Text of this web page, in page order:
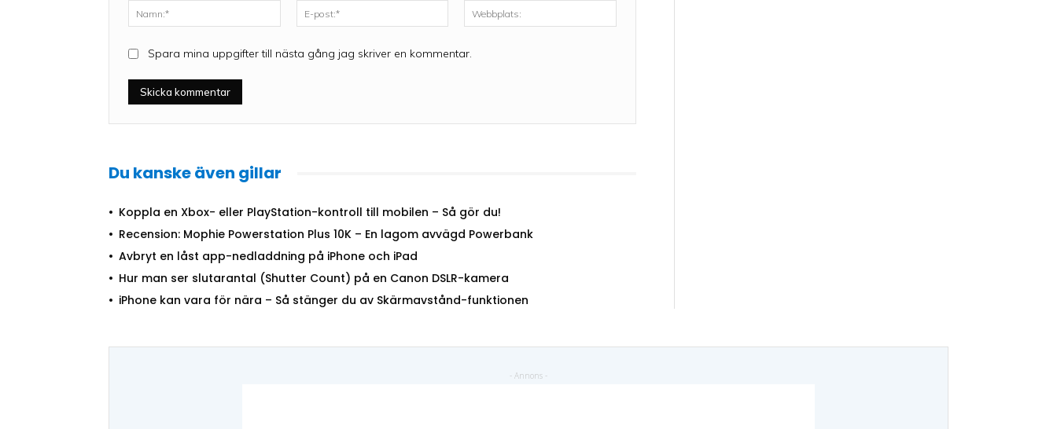
Namn:*
post:*
Spara mina uppgifter till nästa gång jag skriver en kommentar.
Du kanske även gillar
Koppla en Xbox- eller PlayStation-kontroll till mobilen – Så gör du!
Recension: Mophie Powerstation Plus 10K – En lagom avvägd Powerbank
Avbryt en låst app-nedladdning på iPhone och iPad
Hur man ser slutarantal (Shutter Count) på en Canon DSLR-kamera
iPhone kan vara för nära – Så stänger du av Skärmavstånd-funktionen